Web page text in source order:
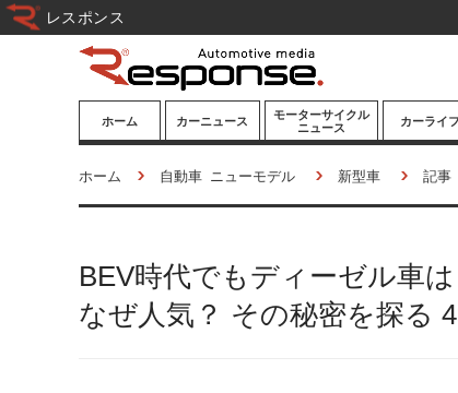
ホーム カーニュース
鉄道
船舶
モーターサイクル
ニュース
カーライフ
モータースポ
ツ/エンタメ
ホーム 自動車 ニューモデル 新型車 記事
BEV時代でもディーゼル車
なぜ人気？ その秘密を探る
レスポンス